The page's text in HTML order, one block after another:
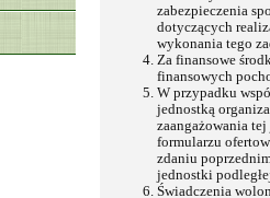
zabezpieczenia
dotyczących
wykonania tego
Za finansowe
finansowych
W przypadku
jednostką
zaangażowania
formularzu
zdaniu
jednostki
Świadczenia